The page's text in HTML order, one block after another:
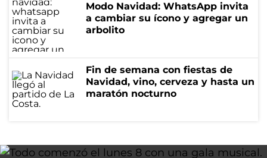
Modo Navidad: WhatsApp invita
a cambiar su ícono y agregar un
arbolito
Fin de semana con fiestas de
Navidad, vino, cerveza y hasta un
maratón nocturno